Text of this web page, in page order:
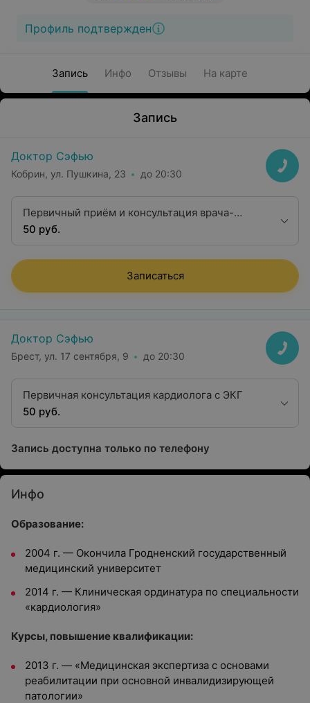
Профиль подтвержден
Запись Инфо Отзывы На карте
Запись
Доктор Сэфью
Кобрин, ул. Пушкина, 23 до 20:30
Первичный приём и консультация врача-
кардиолога со снятием ЭКГ
50 руб.
Записаться
Доктор Сэфью
Брест, ул. 17 сентября, 9 до 20:30
Первичная консультация кардиолога с ЭКГ
50 руб.
Запись доступна только по телефону
Инфо
Образование:
2004 г. — Окончила Гродненский государственный
медицинский университет
2014 г. — Клиническая ординатура по специальности
«кардиология»
Курсы, повышение квалификации:
2013 г. — «Медицинская экспертиза с основами
реабилитации при основной инвалидизирующей
патологии»